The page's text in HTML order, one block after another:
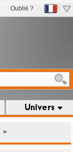
Oublié ?
Univers